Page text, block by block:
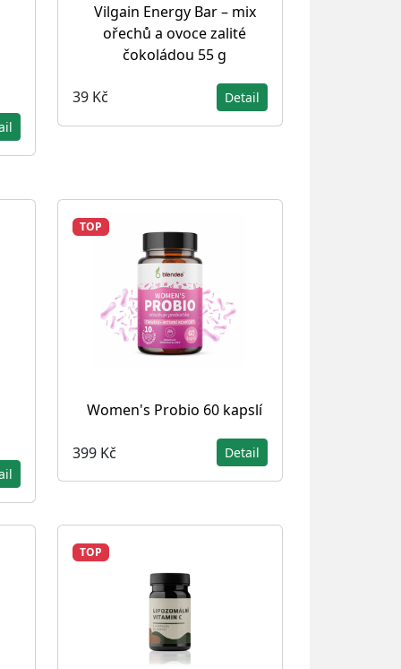
Vilgain Energy Bar – mix
ořechů a ovoce zalité
čokoládou 55 g
39 Kč Detail
TOP
Women's Probio 60 kapslí
399 Kč Detail
TOP